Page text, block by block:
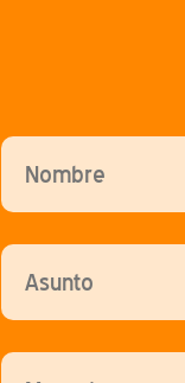
Por favor, deja este